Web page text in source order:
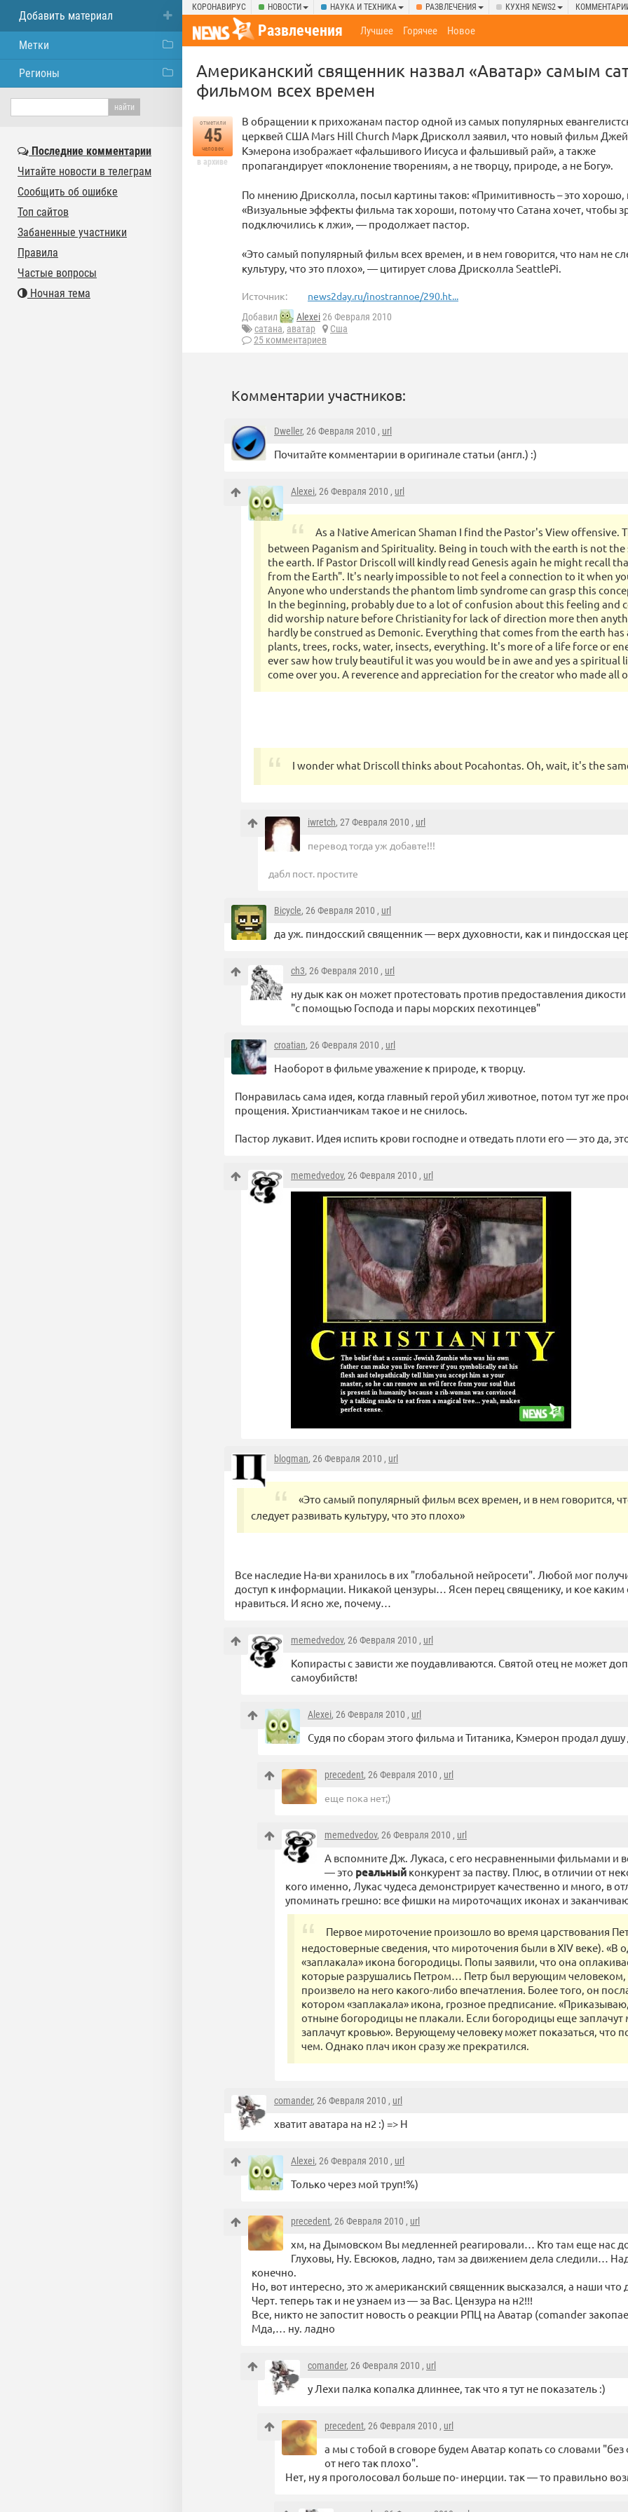
КОРОНАВИРУС НОВОСТИ НАУКА И ТЕХНИКА РАЗВЛЕЧЕНИЯ КУХНЯ NEWS2
Развлечения Лучшее Горячее Новое
Американский священник назвал «Аватар» самым
фильмом всех времен
отметили
45
человек
в архиве
В обращении к прихожанам пастор одной из самых популярных
церквей США Mars Hill Church Марк Дрисколл заявил, что новый фильм
Кэмерона изображает «фальшивого Иисуса и фальшивый рай», а также
пропагандирует «поклонение творениям, а не творцу, природе, а не Богу».
По мнению Дрисколла, посыл картины таков: «Примитивность – это хорошо,
«Визуальные эффекты фильма так хороши, потому что Сатана хочет, чтобы
подключились к лжи», — продолжает пастор.
«Это самый популярный фильм всех времен, и в нем говорится, что нам не
культуру, что это плохо», — цитирует слова Дрисколла SeattlePi.
Источник: news2day.ru/inostrannoe/290.ht...
Добавил Alexei26 Февраля 2010
сатана, аватар
Сша
25 комментариев
Комментарии участников:
Dweller, 26 Февраля 2010 , url
Почитайте комментарии в оригинале статьи (англ.) :)
Alexei, 26 Февраля 2010 , url
As a Native American Shaman I find the Pastor's View offensive.
between Paganism and Spirituality. Being in touch with the earth is not the
the earth. If Pastor Driscoll will kindly read Genesis again he might recall
from the Earth". It's nearly impossible to not feel a connection to it when
Anyone who understands the phantom limb syndrome can grasp this
In the beginning, probably due to a lot of confusion about this feeling and
did worship nature before Christianity for lack of direction more then
hardly be construed as Demonic. Everything that comes from the earth has
plants, trees, rocks, water, insects, everything. It's more of a life force or
ever saw how truly beautiful it was you would be in awe and yes a spiritual
come over you. A reverence and appreciation for the creator who made all
I wonder what Driscoll thinks about Pocahontas. Oh, wait, it's the
iwretch, 27 Февраля 2010 , url
перевод тогда уж добавте!!!
дабл пост. простите
Bicycle, 26 Февраля 2010 , url
да уж. пиндосский священник — верх духовности, как и пиндосская
ch3, 26 Февраля 2010 , url
ну дык как он может протестовать против предоставления дикости
"с помощью Господа и пары морских пехотинцев"
croatian, 26 Февраля 2010 , url
Наоборот в фильме уважение к природе, к творцу.
Понравилась сама идея, когда главный герой убил животное, потом тут же
прощения. Христианчикам такое и не снилось.
Пастор лукавит. Идея испить крови господне и отведать плоти его — это да,
memedvedov, 26 Февраля 2010 , url
blogman, 26 Февраля 2010 , url
«Это самый популярный фильм всех времен, и в нем говорится,
следует развивать культуру, что это плохо»
Все наследие На-ви хранилось в их "глобальной нейросети". Любой мог
доступ к информации. Никакой цензуры… Ясен перец священику, и кое каким
нравиться. И ясно же, почему…
memedvedov, 26 Февраля 2010 , url
Копирасты с зависти же поудавливаются. Святой отец не может
самоубийств!
Alexei, 26 Февраля 2010 , url
Судя по сборам этого фильма и Титаника, Кэмерон продал душу
precedent, 26 Февраля 2010 , url
еще пока нет;)
memedvedov, 26 Февраля 2010 , url
А вспомните Дж. Лукаса, с его несравненными фильмами
— это реальный конкурент за паству. Плюс, в отличии от
кого именно, Лукас чудеса демонстрирует качественно и много, в
упоминать грешно: все фишки на мироточащих иконах и
Первое мироточение произошло во время царствования
недостоверные сведения, что мироточения были в XIV веке). «В
«заплакала» икона богородицы. Попы заявили, что она
которые разрушались Петром… Петр был верующим человеком,
произвело на него какого-либо впечатления. Более того, он
котором «заплакала» икона, грозное предписание.
отныне богородицы не плакали. Если богородицы еще
заплачут кровью». Верующему человеку может показаться, что
чем. Однако плач икон сразу же прекратился.
comander, 26 Февраля 2010 , url
хватит аватара на н2 :) => Н
Alexei, 26 Февраля 2010 , url
Только через мой труп!%)
precedent, 26 Февраля 2010 , url
хм, на Дымовском Вы медленней реагировали… Кто там еще нас
Глуховы, Ну. Евсюков, ладно, там за движением дела следили…
конечно.
Но, вот интересно, это ж американский священник высказался, а наши что
Черт. теперь так и не узнаем из — за Вас. Цензура на н2!!!
Все, никто не запостит новость о реакции РПЦ на Аватар (comander
Мда,… ну. ладно
comander, 26 Февраля 2010 , url
у Лехи палка копалка длиннее, так что я тут не показатель :)
precedent, 26 Февраля 2010 , url
а мы с тобой в сговоре будем Аватар копать со словами
от него так плохо".
Нет, ну я проголосовал больше по- инерции. так — то правильно
Добавить материал
Метки
Регионы
Последние комментарии
Читайте новости в телеграм
Сообщить об ошибке
Топ сайтов
Забаненные участники
Правила
Частые вопросы
Ночная тема